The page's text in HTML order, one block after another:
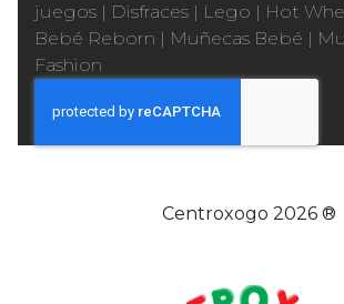
juegos | Disfraces | Lego | Hot
Bebé Reborn | Muñecas Bebé |
Fashion
Centroxogo 2026 ®